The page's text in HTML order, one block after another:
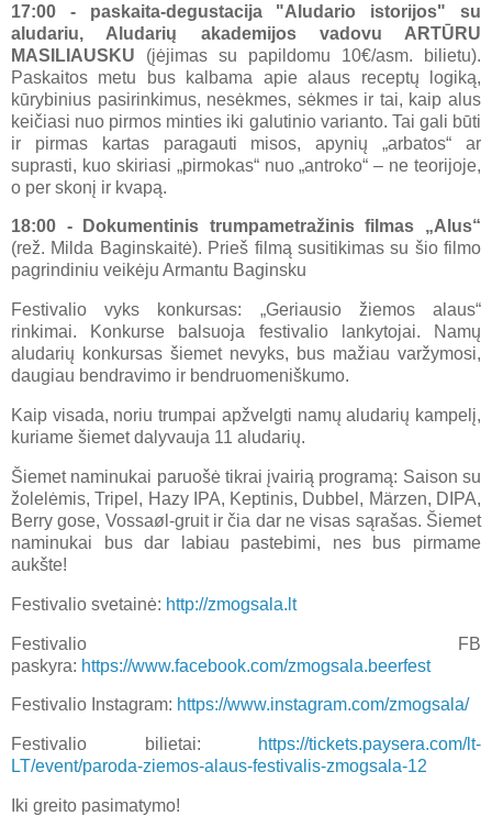
17:00 - paskaita-degustacija "Aludario istorijos" su
aludariu, Aludarių akademijos vadovu ARTŪRU
MASILIAUSKU (įėjimas su papildomu 10€/asm. bilietu).
Paskaitos metu bus kalbama apie alaus receptų logiką,
kūrybinius pasirinkimus, nesėkmes, sėkmes ir tai, kaip alus
keičiasi nuo pirmos minties iki galutinio varianto. Tai gali būti
ir pirmas kartas paragauti misos, apynių „arbatos“ ar
suprasti, kuo skiriasi „pirmokas“ nuo „antrokо“ – ne teorijoje,
o per skonį ir kvapą.
18:00 - Dokumentinis trumpametražinis filmas „Alus“
(rež. Milda Baginskaitė). Prieš filmą susitikimas su šio filmo
pagrindiniu veikėju Armantu Baginsku
Festivalio vyks konkursas: „Geriausio žiemos alaus“
rinkimai. Konkurse balsuoja festivalio lankytojai. Namų
aludarių konkursas šiemet nevyks, bus mažiau varžymosi,
daugiau bendravimo ir bendruomeniškumo.
Kaip visada, noriu trumpai apžvelgti namų aludarių kampelį,
kuriame šiemet dalyvauja 11 aludarių.
Šiemet naminukai paruošė tikrai įvairią programą: Saison su
žolelėmis, Tripel, Hazy IPA, Keptinis, Dubbel, Märzen, DIPA,
Berry gose, Vossaøl-gruit ir čia dar ne visas sąrašas. Šiemet
naminukai bus dar labiau pastebimi, nes bus pirmame
aukšte!
Festivalio svetainė: http://zmogsala.lt
Festivalio FB
paskyra: https://www.facebook.com/zmogsala.beerfest
Festivalio Instagram: https://www.instagram.com/zmogsala/
Festivalio bilietai:
https://tickets.paysera.com/lt-
LT/event/paroda-ziemos-alaus-festivalis-zmogsala-12
Iki greito pasimatymo!